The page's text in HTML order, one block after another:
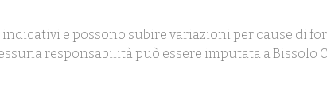
e possono subire variazioni per cause di
responsabilità può essere imputata a Bissolo